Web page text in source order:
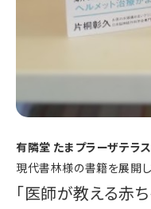
有隣堂 たまプラーザテラ
現代書林様の書籍を展開し
「医師が教える赤